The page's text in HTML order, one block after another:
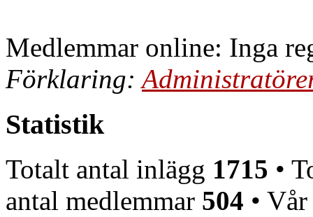
Medlemmar online: Inga
Förklaring:
Statistik
Totalt antal inlägg 1715 •
antal medlemmar 504 •